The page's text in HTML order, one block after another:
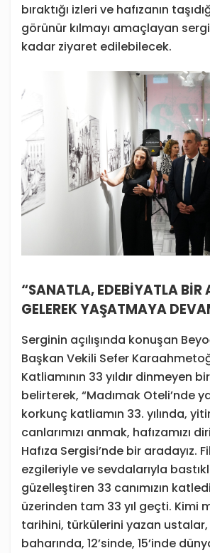
bıraktığı izleri ve hafızanın
görünür kılmayı amaçlayan
kadar ziyaret edilebilecek.
“SANATLA, EDEBİYATLA BİR
GELEREK YAŞATMAYA
Serginin açılışında konuşan
Başkan Vekili Sefer
Katliamının 33 yıldır dinmeyen
belirterek, “Madımak Oteli’nde
korkunç katliamın 33. yılında,
canlarımızı anmak, hafızamızı
Hafıza Sergisi’nde bir aradayız.
ezgileriyle ve sevdalarıyla
güzelleştiren 33 canımızın
üzerinden tam 33 yıl geçti. Kimi
tarihini, türkülerini yazan
baharında, 12’sinde, 15’inde